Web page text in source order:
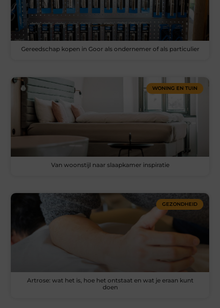
Gereedschap kopen in Goor als ondernemer of als particulier
WONING EN TUIN
Van woonstijl naar slaapkamer inspiratie
GEZONDHEID
Artrose: wat het is, hoe het ontstaat en wat je eraan kunt
doen